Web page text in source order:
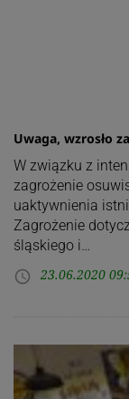
Uwaga, wzrosło
W związku z
zagrożenie
uaktywnienia
Zagrożenie
śląskiego i…
access_time 23.06.2020